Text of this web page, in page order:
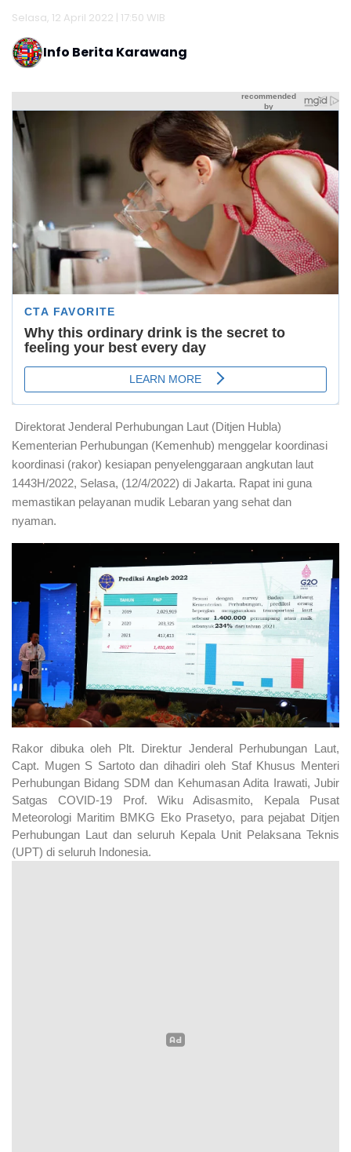
Selasa, 12 April 2022 | 17:50 WIB
Info Berita Karawang
Direktorat Jenderal Perhubungan Laut (Ditjen Hubla)
Kementerian Perhubungan (Kemenhub) menggelar koordinasi
koordinasi (rakor) kesiapan penyelenggaraan angkutan laut
1443H/2022, Selasa, (12/4/2022) di Jakarta. Rapat ini guna
memastikan pelayanan mudik Lebaran yang sehat dan
nyaman.
Rakor dibuka oleh Plt. Direktur Jenderal Perhubungan Laut,
Capt. Mugen S Sartoto dan dihadiri oleh Staf Khusus Menteri
Perhubungan Bidang SDM dan Kehumasan Adita Irawati, Jubir
Satgas COVID-19 Prof. Wiku Adisasmito, Kepala Pusat
Meteorologi Maritim BMKG Eko Prasetyo, para pejabat Ditjen
Perhubungan Laut dan seluruh Kepala Unit Pelaksana Teknis
(UPT) di seluruh Indonesia.